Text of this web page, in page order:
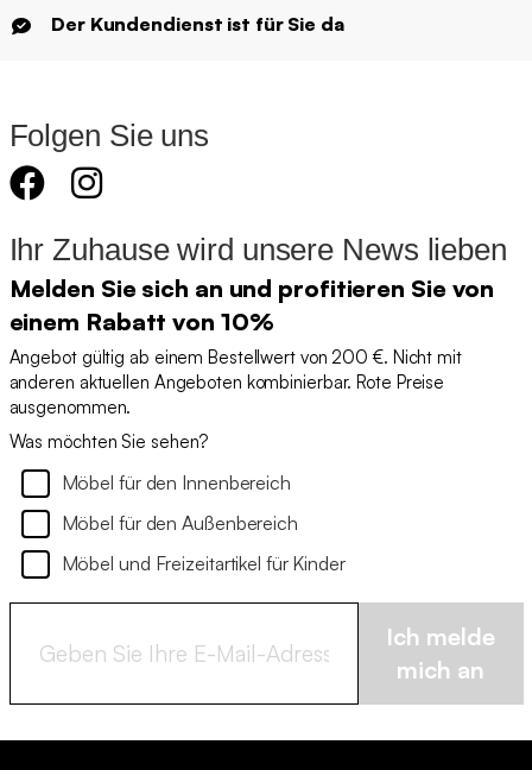
Der Kundendienst ist für Sie da
Folgen Sie uns
Ihr Zuhause wird unsere News lieben
Melden Sie sich an und profitieren Sie von
einem Rabatt von 10%
Angebot gültig ab einem Bestellwert von 200 €. Nicht mit
anderen aktuellen Angeboten kombinierbar. Rote Preise
ausgenommen.
Was möchten Sie sehen?
Möbel für den Innenbereich
Möbel für den Außenbereich
Möbel und Freizeitartikel für Kinder
Ich melde
mich an